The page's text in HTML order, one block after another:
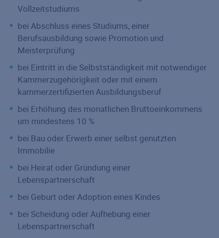
Vollzeitstudiums
bei Abschluss eines Studiums, einer
Berufsausbildung sowie Promotion und
Meisterprüfung
bei Eintritt in die Selbstständigkeit mit notwendiger
Kammerzugehörigkeit oder mit einem
kammerzertifizierten Ausbildungsberuf
bei Erhöhung des monatlichen Bruttoeinkommens
um mindestens 10 %
bei Bau oder Erwerb einer selbst genutzten
Immobilie
bei Heirat oder Gründung einer
Lebenspartnerschaft
bei Geburt oder Adoption eines Kindes
bei Scheidung oder Aufhebung einer
Lebenspartnerschaft